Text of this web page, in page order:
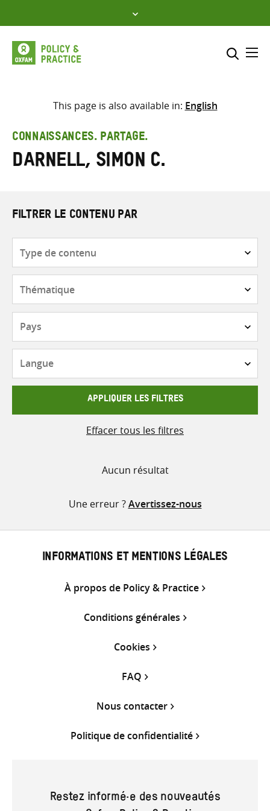
to
content
Sélectionner l’emplacement
Saisir
les
termes
This page is also available in: English
CONNAISSANCES. PARTAGE.
Darnell, Simon C.
FILTRER LE CONTENU PAR
contenu
APPLIQUER LES FILTRES
Effacer tous les filtres
Aucun résultat
Une erreur ?Avertissez-nous
INFORMATIONS ET MENTIONS LÉGALES
À propos de Policy & Practice
Conditions générales
Cookies
FAQ
Nous contacter
Politique de confidentialité
Restez informé·e des nouveautés